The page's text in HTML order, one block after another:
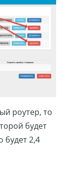
роутер, то
будет
будет 2,4